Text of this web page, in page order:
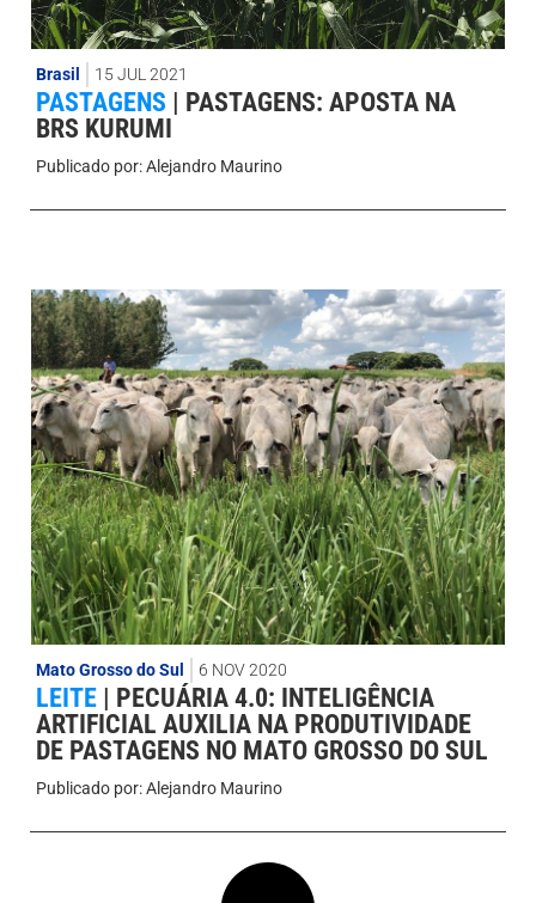
Brasil 15 JUL 2021
PASTAGENS | PASTAGENS: APOSTA NA
BRS KURUMI
Publicado por:Alejandro Maurino
Mato Grosso do Sul 6 NOV 2020
LEITE | PECUÁRIA 4.0: INTELIGÊNCIA
ARTIFICIAL AUXILIA NA PRODUTIVIDADE
DE PASTAGENS NO MATO GROSSO DO SUL
Publicado por:Alejandro Maurino